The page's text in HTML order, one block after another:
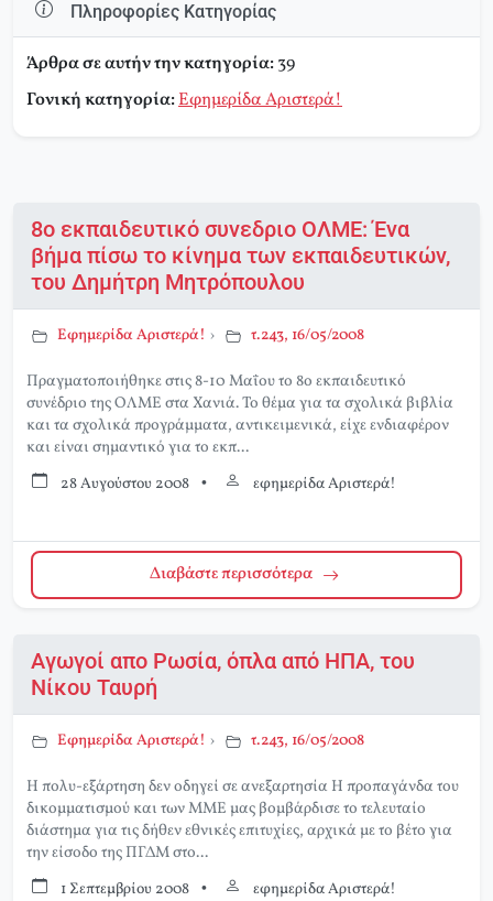
Πληροφορίες Κατηγορίας
Άρθρα σε αυτήν την κατηγορία:39
Γονική κατηγορία:Εφημερίδα Αριστερά!
8o εκπαιδευτικό συνεδριο ΟΛΜΕ: Ένα
βήμα πίσω το κίνημα των εκπαιδευτικών,
του Δημήτρη Μητρόπουλου
Εφημερίδα Αριστερά! › τ.243, 16/05/2008
Πραγματοποιήθηκε στις 8-10 Μαΐου το 8ο εκπαιδευτικό
συνέδριο της ΟΛΜΕ στα Χανιά. Το θέμα για τα σχολικά βιβλία
και τα σχολικά προγράμματα, αντικειμενικά, είχε ενδιαφέρον
και είναι σημαντικό για το εκπ...
28 Αυγούστου 2008 • εφημερίδα Αριστερά!
Διαβάστε περισσότερα
Αγωγοί απο Ρωσία, όπλα από ΗΠΑ, του
Νίκου Ταυρή
Εφημερίδα Αριστερά! › τ.243, 16/05/2008
Η πολυ-εξάρτηση δεν οδηγεί σε ανεξαρτησία Η προπαγάνδα του
δικομματισμού και των ΜΜΕ μας βομβάρδισε το τελευταίο
διάστημα για τις δήθεν εθνικές επιτυχίες, αρχικά με το βέτο για
την είσοδο της ΠΓΔΜ στο...
1 Σεπτεμβρίου 2008 • εφημερίδα Αριστερά!